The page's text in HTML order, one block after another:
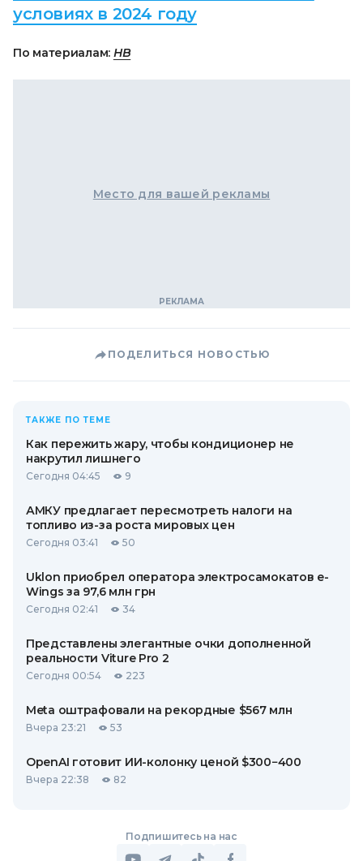
условиях в 2024 году
По материалам: НВ
Место для вашей рекламы
ПОДЕЛИТЬСЯ НОВОСТЬЮ
ТАКЖЕ ПО ТЕМЕ
Как пережить жару, чтобы кондиционер не
накрутил лишнего
Сегодня 04:45 9
АМКУ предлагает пересмотреть налоги на
топливо из-за роста мировых цен
Сегодня 03:41 50
Uklon приобрел оператора электросамокатов e-
Wings за 97,6 млн грн
Сегодня 02:41 34
Представлены элегантные очки дополненной
реальности Viture Pro 2
Сегодня 00:54 223
Meta оштрафовали на рекордные $567 млн
Вчера 23:21 53
OpenAI готовит ИИ-колонку ценой $300−400
Вчера 22:38 82
Подпишитесь на нас